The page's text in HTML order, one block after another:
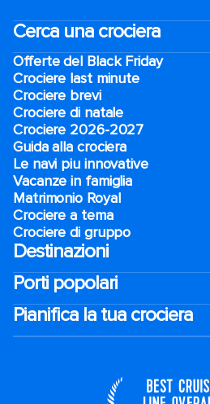
Cerca una crociera
Offerte del Black Friday
Crociere last minute
Crociere brevi​
Crociere di natale​
Crociere 2026-2027
Guida alla crociera
Le navi piu innovative
Vacanze in famiglia
Matrimonio Royal
Crociere a tema
Crociere di gruppo
Destinazioni
Porti popolari
Pianifica la tua crociera